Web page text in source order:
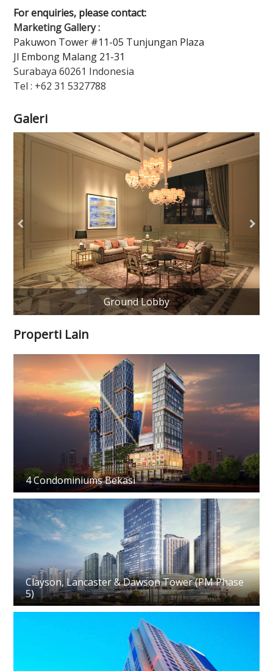
For enquiries, please contact:
Marketing Gallery :
Pakuwon Tower #11-05 Tunjungan Plaza
Jl Embong Malang 21-31
Surabaya 60261 Indonesia
Tel : +62 31 5327788
Galeri
Ground Lobby
Properti Lain
4 Condominiums Bekasi
Clayson, Lancaster & Dawson Tower (PM Phase
5)